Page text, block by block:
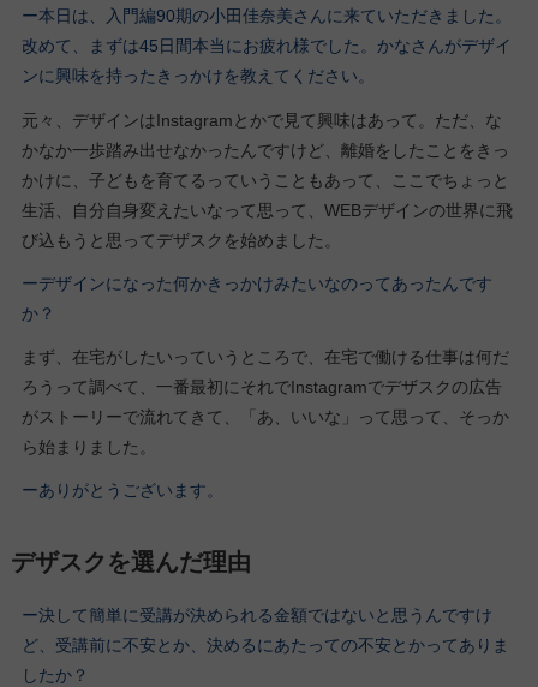
ー本日は、入門編90期の小田佳奈美さんに来ていただきました。
改めて、まずは45日間本当にお疲れ様でした。かなさんがデザイ
ンに興味を持ったきっかけを教えてください。
元々、デザインはInstagramとかで見て興味はあって。ただ、な
かなか一歩踏み出せなかったんですけど、離婚をしたことをきっ
かけに、子どもを育てるっていうこともあって、ここでちょっと
生活、自分自身変えたいなって思って、WEBデザインの世界に飛
び込もうと思ってデザスクを始めました。
ーデザインになった何かきっかけみたいなのってあったんです
か？
まず、在宅がしたいっていうところで、在宅で働ける仕事は何だ
ろうって調べて、一番最初にそれでInstagramでデザスクの広告
がストーリーで流れてきて、「あ、いいな」って思って、そっか
ら始まりました。
ーありがとうございます。
デザスクを選んだ理由
ー決して簡単に受講が決められる金額ではないと思うんですけ
ど、受講前に不安とか、決めるにあたっての不安とかってありま
したか？